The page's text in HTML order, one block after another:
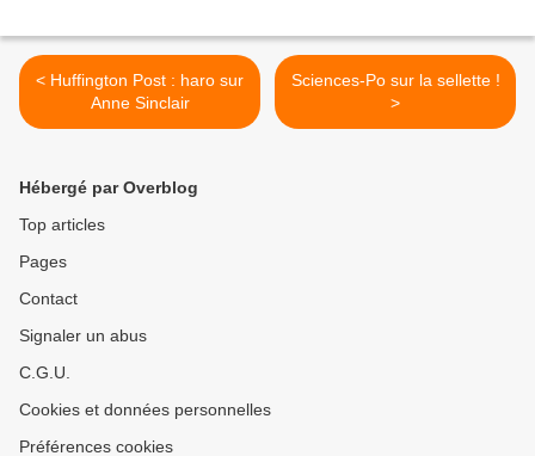
< Huffington Post : haro sur
Anne Sinclair
Sciences-Po sur la sellette !
>
Hébergé par Overblog
Top articles
Pages
Contact
Signaler un abus
C.G.U.
Cookies et données personnelles
Préférences cookies